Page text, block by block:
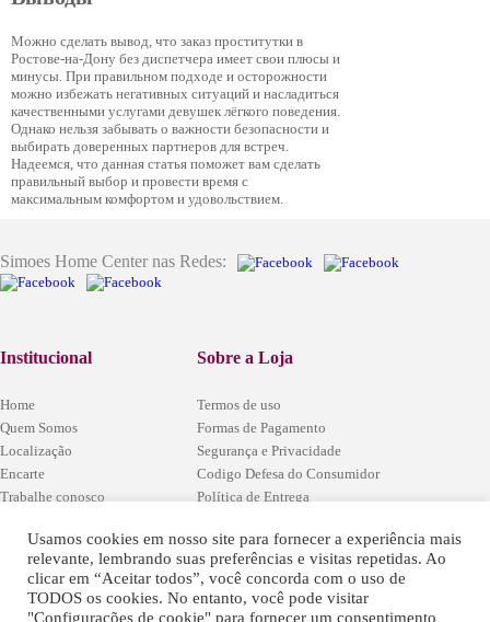
Можно сделать вывод, что заказ проститутки в
Ростове-на-Дону без диспетчера имеет свои плюсы и
минусы. При правильном подходе и осторожности
можно избежать негативных ситуаций и насладиться
качественными услугами девушек лёгкого поведения.
Однако нельзя забывать о важности безопасности и
выбирать доверенных партнеров для встреч.
Надеемся, что данная статья поможет вам сделать
правильный выбор и провести время с
максимальным комфортом и удовольствием.
Usamos cookies em nosso site para fornecer a experiência mais
relevante, lembrando suas preferências e visitas repetidas. Ao
clicar em “Aceitar todos”, você concorda com o uso de
TODOS os cookies. No entanto, você pode visitar
"Configurações de cookie" para fornecer um consentimento
Simoes Home Center nas Redes:
Institucional
Home
Quem Somos
Localização
Encarte
Trabalhe conosco
Sobre a Loja
Termos de uso
Formas de Pagamento
Segurança e Privacidade
Codigo Defesa do Consumidor
Política de Entrega
Localização
Estrada Rio / São Paulo, (BR-
465) Km54 - Santa Sofia -